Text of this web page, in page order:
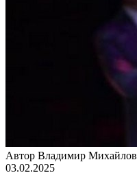
Автор Владимир Михайлов
03.02.2025